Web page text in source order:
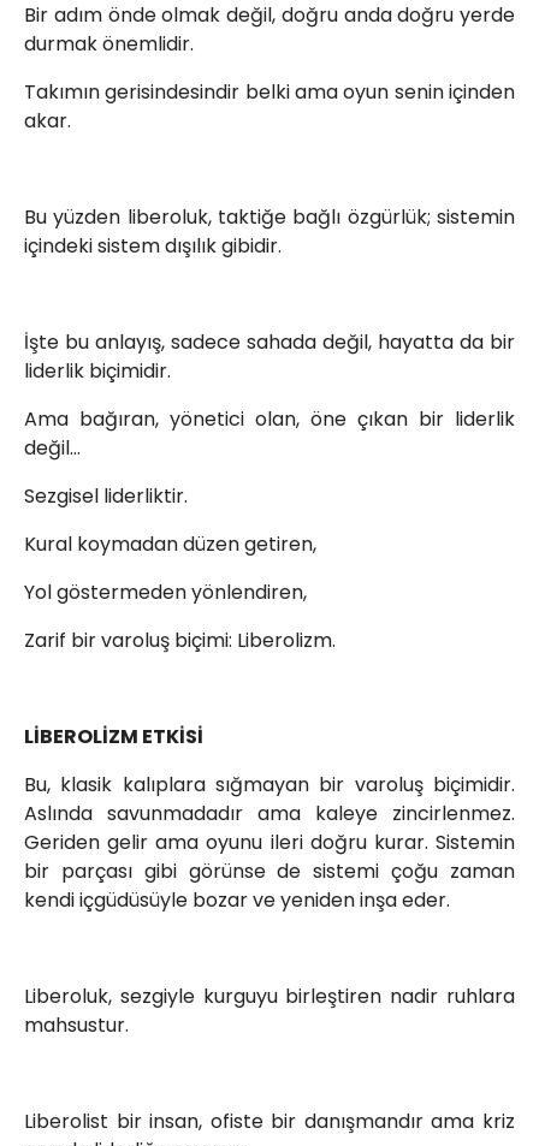
Bir adım önde olmak değil, doğru anda doğru yerde
durmak önemlidir.
Takımın gerisindesindir belki ama oyun senin içinden
akar.
Bu yüzden liberoluk, taktiğe bağlı özgürlük; sistemin
içindeki sistem dışılık gibidir.
İşte bu anlayış, sadece sahada değil, hayatta da bir
liderlik biçimidir.
Ama bağıran, yönetici olan, öne çıkan bir liderlik
değil…
Sezgisel liderliktir.
Kural koymadan düzen getiren,
Yol göstermeden yönlendiren,
Zarif bir varoluş biçimi: Liberolizm.
LİBEROLİZM ETKİSİ
Bu, klasik kalıplara sığmayan bir varoluş biçimidir.
Aslında savunmadadır ama kaleye zincirlenmez.
Geriden gelir ama oyunu ileri doğru kurar. Sistemin
bir parçası gibi görünse de sistemi çoğu zaman
kendi içgüdüsüyle bozar ve yeniden inşa eder.
Liberoluk, sezgiyle kurguyu birleştiren nadir ruhlara
mahsustur.
Liberolist bir insan, ofiste bir danışmandır ama kriz